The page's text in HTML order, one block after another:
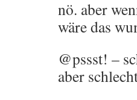
nö. aber
wäre das
@pssst! –
aber